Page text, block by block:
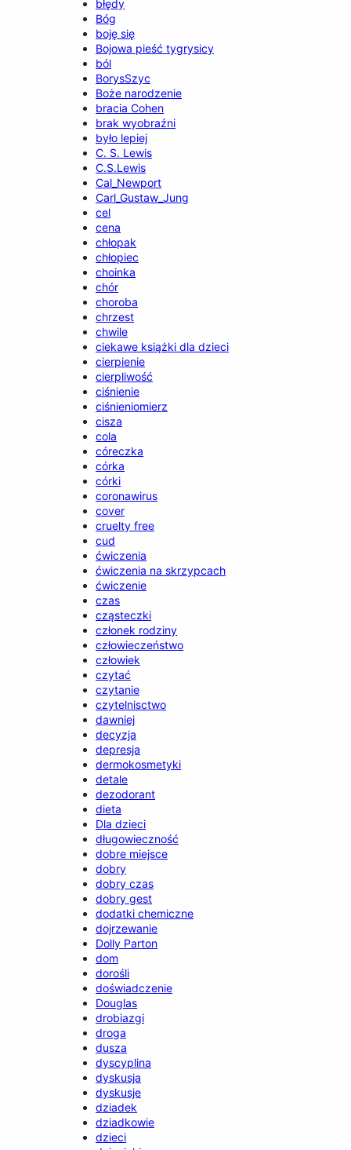
błędy
Bóg
boję się
Bojowa pieść tygrysicy
ból
BorysSzyc
Boże narodzenie
bracia Cohen
brak wyobraźni
było lepiej
C. S. Lewis
C.S.Lewis
Cal_Newport
Carl_Gustaw_Jung
cel
cena
chłopak
chłopiec
choinka
chór
choroba
chrzest
chwile
ciekawe książki dla dzieci
cierpienie
cierpliwość
ciśnienie
ciśnieniomierz
cisza
cola
córeczka
córka
córki
coronawirus
cover
cruelty free
cud
ćwiczenia
ćwiczenia na skrzypcach
ćwiczenie
czas
cząsteczki
członek rodziny
człowieczeństwo
człowiek
czytać
czytanie
czytelnisctwo
dawniej
decyzja
depresja
dermokosmetyki
detale
dezodorant
dieta
Dla dzieci
długowieczność
dobre miejsce
dobry
dobry czas
dobry gest
dodatki chemiczne
dojrzewanie
Dolly Parton
dom
dorośli
doświadczenie
Douglas
drobiazgi
droga
dusza
dyscyplina
dyskusja
dyskusje
dziadek
dziadkowie
dzieci